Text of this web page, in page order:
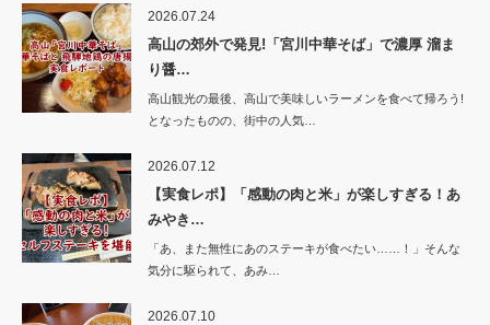
2026.07.24
高山の郊外で発見!「宮川中華そば」で濃厚 溜ま
り醤…
高山観光の最後、高山で美味しいラーメンを食べて帰ろう!
となったものの、街中の人気…
2026.07.12
【実食レポ】「感動の肉と米」が楽しすぎる！あ
みやき…
「あ、また無性にあのステーキが食べたい……！」そんな
気分に駆られて、あみ…
2026.07.10